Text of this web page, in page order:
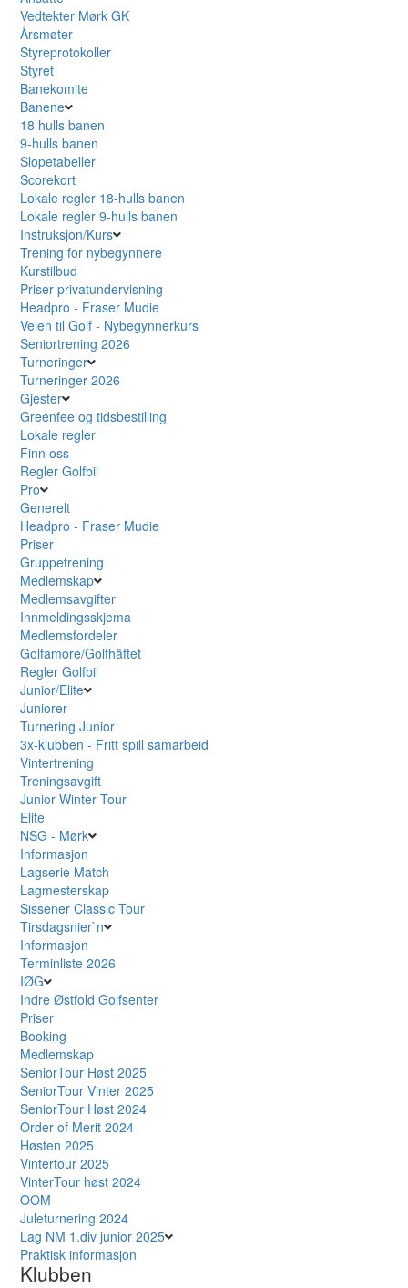
Vedtekter Mørk GK
Årsmøter
Styreprotokoller
Styret
Banekomite
Banene
18 hulls banen
9-hulls banen
Slopetabeller
Scorekort
Lokale regler 18-hulls banen
Lokale regler 9-hulls banen
Instruksjon/Kurs
Trening for nybegynnere
Kurstilbud
Priser privatundervisning
Headpro - Fraser Mudie
Veien til Golf - Nybegynnerkurs
Seniortrening 2026
Turneringer
Turneringer 2026
Gjester
Greenfee og tidsbestilling
Lokale regler
Finn oss
Regler Golfbil
Pro
Generelt
Headpro - Fraser Mudie
Priser
Gruppetrening
Medlemskap
Medlemsavgifter
Innmeldingsskjema
Medlemsfordeler
Golfamore/Golfhäftet
Regler Golfbil
Junior/Elite
Juniorer
Turnering Junior
3x-klubben - Fritt spill samarbeid
Vintertrening
Treningsavgift
Junior Winter Tour
Elite
NSG - Mørk
Informasjon
Lagserie Match
Lagmesterskap
Sissener Classic Tour
Tirsdagsnier`n
Informasjon
Terminliste 2026
IØG
Indre Østfold Golfsenter
Priser
Booking
Medlemskap
SeniorTour Høst 2025
SeniorTour Vinter 2025
SeniorTour Høst 2024
Order of Merit 2024
Høsten 2025
Vintertour 2025
VinterTour høst 2024
OOM
Juleturnering 2024
Lag NM 1.div junior 2025
Praktisk informasjon
Klubben